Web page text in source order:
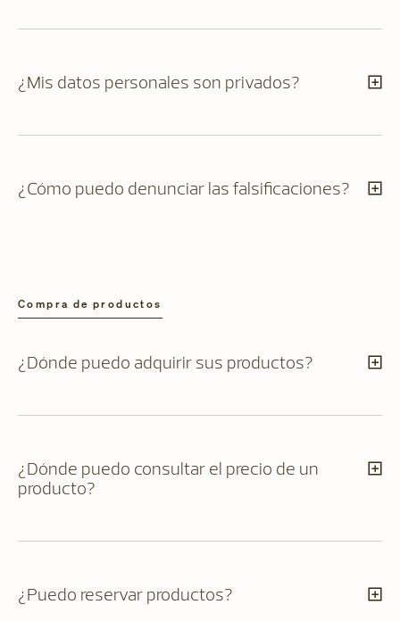
¿Mis datos personales son privados?
¿Cómo puedo denunciar las falsificaciones?
Compra de productos
¿Dónde puedo adquirir sus productos?
¿Dónde puedo consultar el precio de un
producto?
¿Puedo reservar productos?